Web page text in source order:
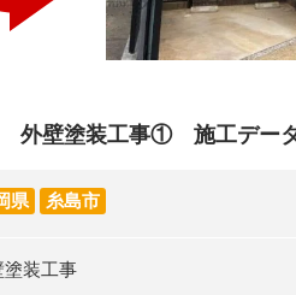
外壁塗装工事① 施工デー
県 糸島市
塗装工事